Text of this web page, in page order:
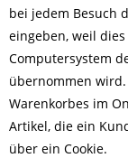
bei jedem Besuch
eingeben, weil
Computersystem
übernommen wird.
Warenkorbes im
Artikel, die ein
über ein Cookie.